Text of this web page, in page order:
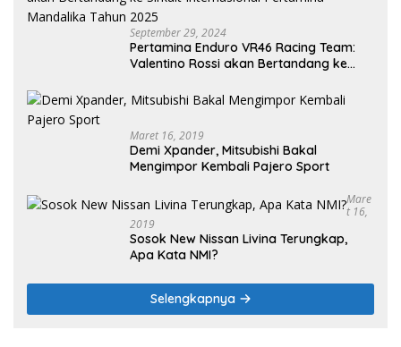
September 29, 2024
Pertamina Enduro VR46 Racing Team:
Valentino Rossi akan Bertandang ke
Mandalika Tahun 2025
Maret 16, 2019
Demi Xpander, Mitsubishi Bakal
Mengimpor Kembali Pajero Sport
Mare
T 16,
2019
Sosok New Nissan Livina Terungkap,
Apa Kata NMI?
Selengkapnya